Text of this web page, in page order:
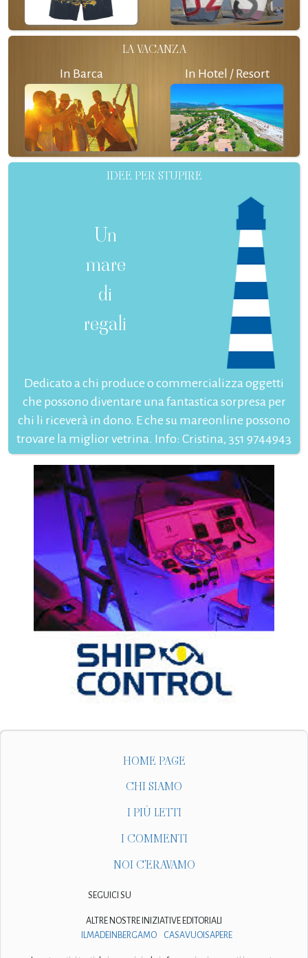
LA VACANZA
In Barca In Hotel / Resort
IDEE PER STUPIRE
Un
mare
di
regali
Dedicato a chi produce o commercializza oggetti
che possono diventare una fantastica sorpresa per
chi li riceverà in dono. E che su mareonline possono
trovare la miglior vetrina. Info: Cristina, 351 9744943
HOME PAGE
CHI SIAMO
I PIÙ LETTI
I COMMENTI
NOI C'ERAVAMO
SEGUICI SU
ALTRE NOSTRE INIZIATIVE EDITORIALI
ILMADEINBERGAMO
CASAVUOISAPERE